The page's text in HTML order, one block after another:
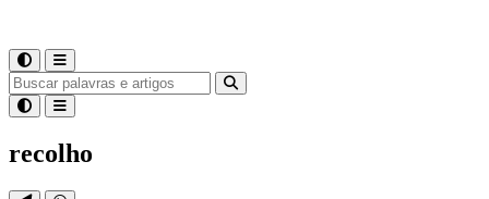
recolho